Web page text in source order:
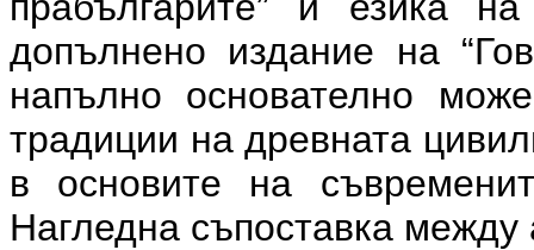
допълнено издание на
напълно основателно
традиции на древната
в основите на
Нагледна съпоставка между